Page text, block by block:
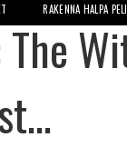
RAKENNA HALPA